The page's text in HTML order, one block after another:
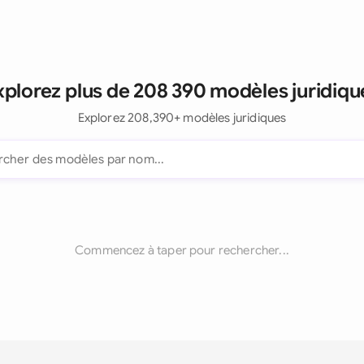
plus de 208 390 modèles
Explorez 208,390+ modèles juridiques
Commencez à taper pour rechercher...